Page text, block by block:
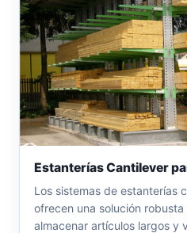
Estanterías Cantilever
Los sistemas de estanterías
ofrecen una solución
almacenar artículos largos y